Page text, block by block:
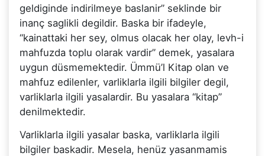
geldiginde indirilmeye baslanir” seklinde bir
inanç saglikli degildir. Baska bir ifadeyle,
“kainattaki her sey, olmus olacak her olay, levh-i
mahfuzda toplu olarak vardir” demek, yasalara
uygun düsmemektedir. Ümmü’l Kitap olan ve
mahfuz edilenler, varliklarla ilgili bilgiler degil,
varliklarla ilgili yasalardir. Bu yasalara “kitap”
denilmektedir.
Varliklarla ilgili yasalar baska, varliklarla ilgili
bilgiler baskadir. Mesela, henüz yasanmamis